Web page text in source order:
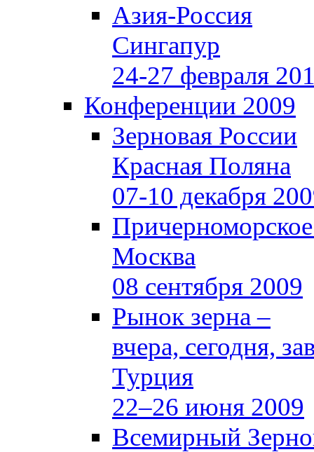
Азия-Россия
Сингапур
24-27 февраля
Конференции 2009
Зерновая России
Красная Поляна
07-10 декабря
Москва
08 сентября 2009
Рынок зерна –
вчера, сегодня,
Турция
22–26 июня 2009
Всемирный